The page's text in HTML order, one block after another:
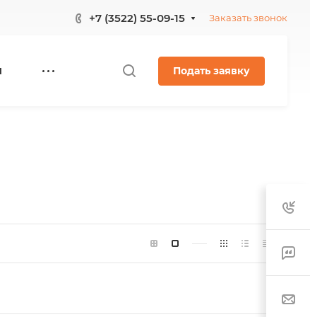
+7 (3522) 55-09-15 Заказать звонок
Подать заявку